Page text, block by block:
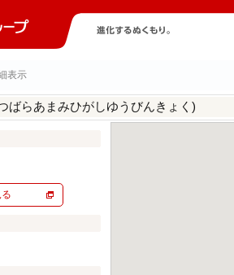
表示
ばらあまみひがしゆうびんきょく)